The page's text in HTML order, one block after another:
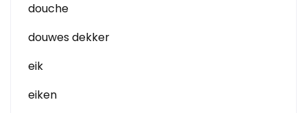
douche
douwes dekker
eik
eiken